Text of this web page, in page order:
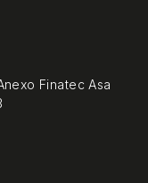
Finatec Asa